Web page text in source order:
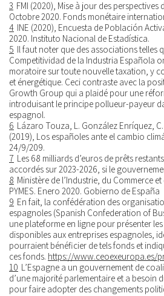
3 FMI (2020), Mise à jour des
Octobre 2020. Fonds monétaire
4 INE (2020), Encuesta de Población
2020. Instituto Nacional de Estadística.
5 Il faut noter que des associations telles
Competitividad de la Industria Española
moratoire sur toute nouvelle taxation, y
et énergétique. Ceci contraste avec la
Growth Group qui a plaidé pour une
introduisant le principe pollueur-payeur
espagnol.
6 Lázaro Touza, L. González Enríquez,
(2019), Los españoles ante el cambio
24/9/209.
7 Les 68 milliards d’euros de prêts
accordés sur 2023-2026, si le
8 Ministère de l’Industrie, du Commerce
PYMES. Enero 2020. Gobierno de España
9 En fait, la confédération des
espagnoles (Spanish Confederation of
une plateforme en ligne pour présenter
disponibles aux entreprises espagnoles,
pourraient bénéficier de tels fonds et
ces fonds. https://www.ceoexeuropa.es/
10 L’Espagne a un gouvernement de
d’une majorité parlementaire et a besoin
pour faire adopter des changements